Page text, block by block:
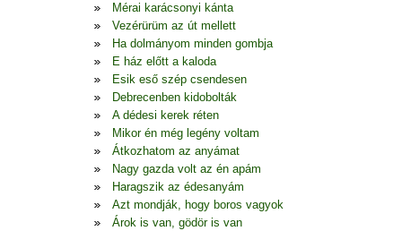
Mérai karácsonyi kánta
Vezérürüm az út mellett
Ha dolmányom minden gombja
E ház előtt a kaloda
Esik eső szép csendesen
Debrecenben kidobolták
A dédesi kerek réten
Mikor én még legény voltam
Átkozhatom az anyámat
Nagy gazda volt az én apám
Haragszik az édesanyám
Azt mondják, hogy boros vagyok
Árok is van, gödör is van